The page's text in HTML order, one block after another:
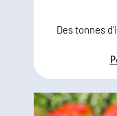
Des tonnes